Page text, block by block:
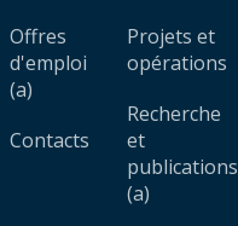
Offres
d'emploi
(a)
Contacts
Projets et
opérations
Recherche
et
publications
(a)